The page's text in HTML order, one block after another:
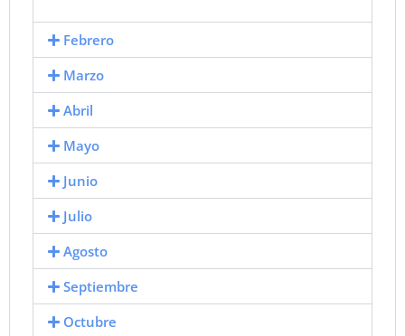
Febrero
Marzo
Abril
Mayo
Junio
Julio
Agosto
Septiembre
Octubre